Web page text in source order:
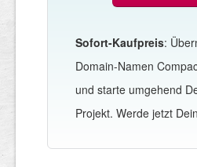
Sofort-Kaufpreis:
Domain-Namen
und starte umgehend
Projekt. Werde jetzt